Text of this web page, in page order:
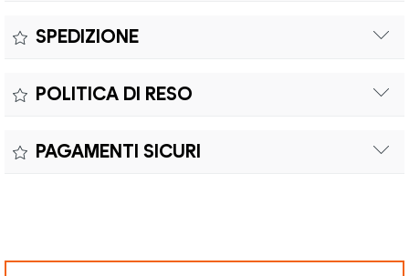
Colore:
SPEDIZIONE
conforme alle direttive vigenti. La garanzia copre eventuali
sostituzioni senza costi aggiuntivi.
POLITICA DI RESO
spedizione e oneri doganali a carico del cliente.
PAGAMENTI SICURI